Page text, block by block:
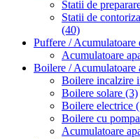
Statii de
Statii de
(40)
Puffere / Acumulatoare
Acumulatoare
Boilere / Acumulatoare
Boilere incalzire
Boilere solare (3)
Boilere electrice
Boilere cu
Acumulatoare